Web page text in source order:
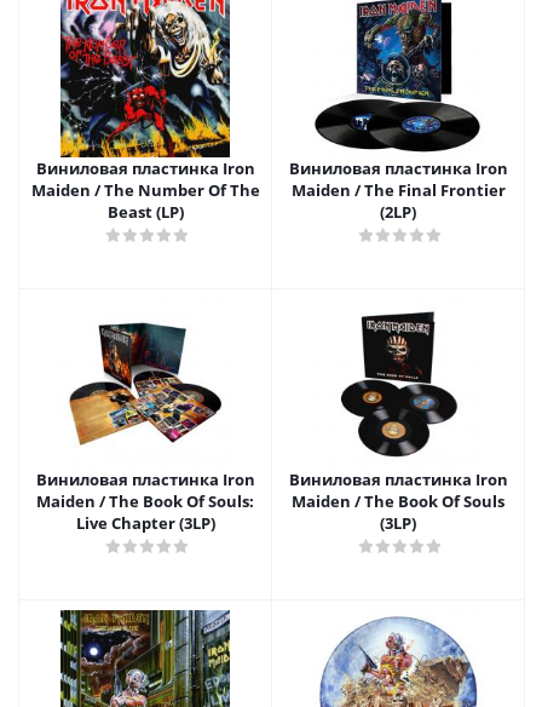
Виниловая пластинка Iron
Maiden / The Number Of The
Beast (LP)
Виниловая пластинка Iron
Maiden / The Final Frontier
(2LP)
Виниловая пластинка Iron
Maiden / The Book Of Souls:
Live Chapter (3LP)
Виниловая пластинка Iron
Maiden / The Book Of Souls
(3LP)